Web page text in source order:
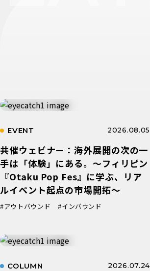
EVENT 2026.08.05
共催ウェビナー：海外展開の次の一
手は「体験」にある。〜フィリピン
『Otaku Pop Fes』に学ぶ、リア
ルイベント起点の市場開拓〜
#アウトバウンド #インバウンド
COLUMN 2026.07.24